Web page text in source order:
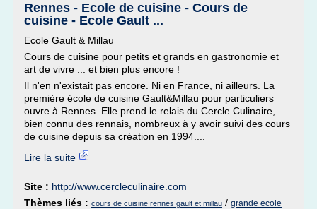
Rennes - Ecole de cuisine - Cours de
cuisine - Ecole Gault ...
Ecole Gault & Millau
Cours de cuisine pour petits et grands en gastronomie et
art de vivre ... et bien plus encore !
Il n'en n'existait pas encore. Ni en France, ni ailleurs. La
première école de cuisine Gault&Millau pour particuliers
ouvre à Rennes. Elle prend le relais du Cercle Culinaire,
bien connu des rennais, nombreux à y avoir suivi des cours
de cuisine depuis sa création en 1994....
Lire la suite
Site : http://www.cercleculinaire.com
Thèmes liés : cours de cuisine rennes gault et millau / grande ecole